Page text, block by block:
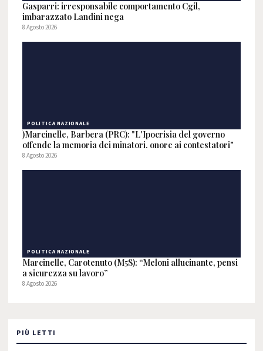
Gasparri: irresponsabile comportamento Cgil,
imbarazzato Landini nega
8 Agosto 2026
POLITICA NAZIONALE
)Marcinelle, Barbera (PRC): "L'Ipocrisia del governo
offende la memoria dei minatori. onore ai contestatori"
8 Agosto 2026
POLITICA NAZIONALE
Marcinelle, Carotenuto (M5S): “Meloni allucinante, pensi
a sicurezza su lavoro”
8 Agosto 2026
PIÙ LETTI